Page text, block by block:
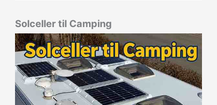
Solceller til Camping